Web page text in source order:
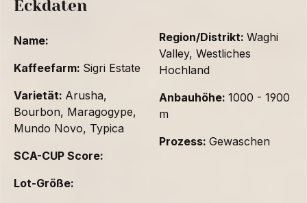
Eckdaten
Name:
Kaffeefarm: Sigri Estate
Varietät: Arusha,
Bourbon, Maragogype,
Mundo Novo, Typica
SCA-CUP Score:
Lot-Größe:
Region/Distrikt: Waghi
Valley, Westliches
Hochland
Anbauhöhe: 1000 - 1900
m
Prozess: Gewaschen